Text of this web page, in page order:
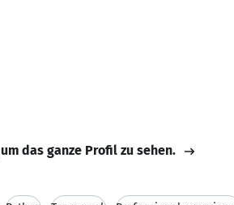
das ganze Profil zu sehen.